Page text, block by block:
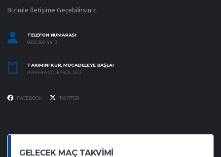
Bizimle İletişime Geçebilirsiniz.
TELEFON NUMARASI
0850 309 44 13
TAKIMINI KUR, MÜCADELEYE BAŞLA!
AVRASYA VOLEYBOL LIGI
FACEBOOK TWITTER
GELECEK MAÇ TAKVIMI